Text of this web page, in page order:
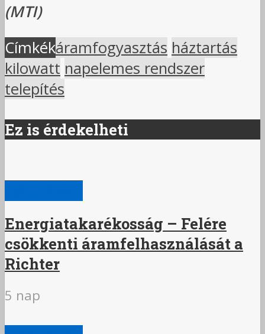
(MTI)
Címkékáramfogyasztás háztartás
kilowatt napelemes rendszer
telepítés
Ez is érdekelheti
Energiatakarékosság – Felére
csökkenti áramfelhasználását a
Richter
5 nap